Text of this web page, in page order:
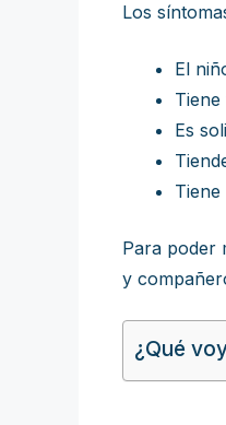
Los
El
Es
Para poder
y
¿Qué